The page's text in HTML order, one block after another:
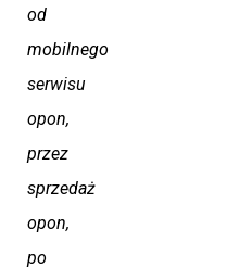
od
mobilnego
serwisu
opon,
przez
sprzedaż
opon,
po